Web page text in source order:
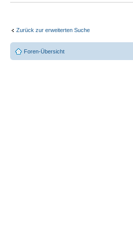
Zurück zur erweiterten Suche
Foren-Übersicht